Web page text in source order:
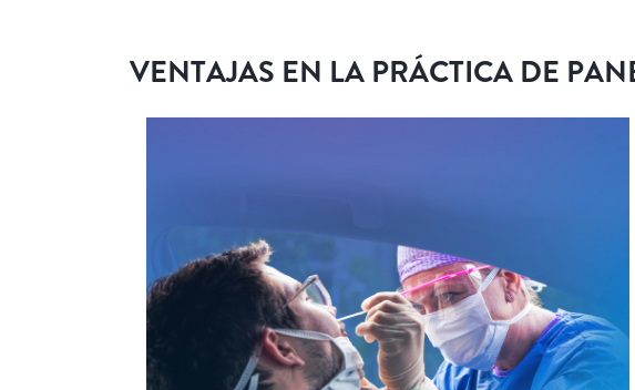
VENTAJAS EN LA PRÁCTICA DE